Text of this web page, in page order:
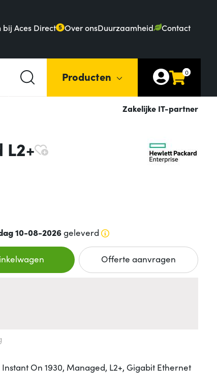
bij Aces Direct 5 Over onsDuurzaamheid Contact
Producten 0
Zakelijke IT-partner
10-08-2026geleverd
Offerte aanvragen
On 1930, Managed, L2+, Gigabit Ethernet